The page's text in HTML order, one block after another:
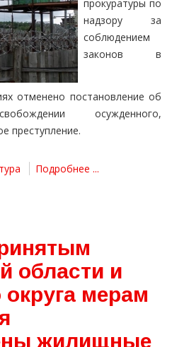
прокуратуры по
надзору за
соблюдением
законов в
отменено постановление об
осужденного,
преступление.
Подробнее ...
области и
мерам
жилищные